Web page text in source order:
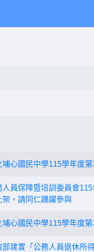
埔心國民中學115學年度
人員保障暨培訓委員會
架，請同仁踴躍參與
埔心國民中學115學年度
部建置「公務人員退休所